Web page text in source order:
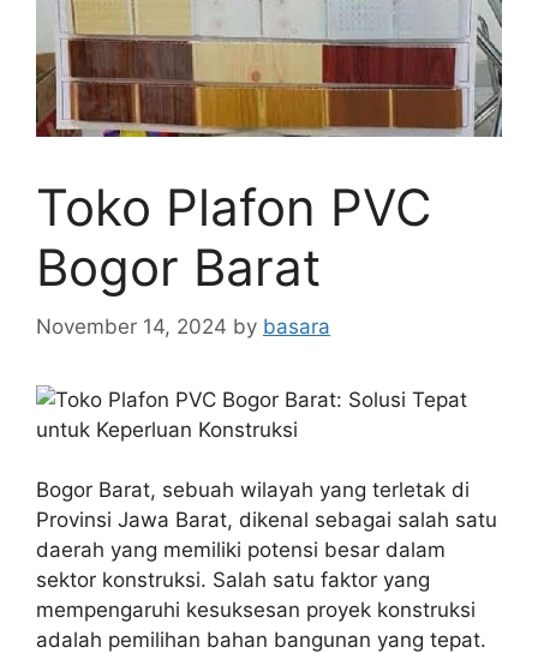
Toko Plafon PVC
Bogor Barat
November 14, 2024 by basara
Bogor Barat, sebuah wilayah yang terletak di
Provinsi Jawa Barat, dikenal sebagai salah satu
daerah yang memiliki potensi besar dalam
sektor konstruksi. Salah satu faktor yang
mempengaruhi kesuksesan proyek konstruksi
adalah pemilihan bahan bangunan yang tepat.